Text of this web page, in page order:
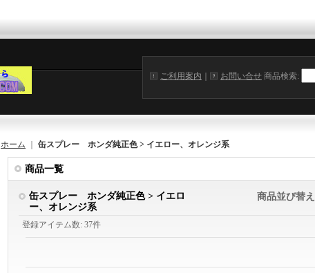
ご利用案内 お問い合せ 商品検索:
ホーム 缶スプレー ホンダ純正色 > イエロー、オレンジ系
商品一覧
缶スプレー ホンダ純正色 > イエロ
ー、オレンジ系
商品並び替え
登録アイテム数: 37件